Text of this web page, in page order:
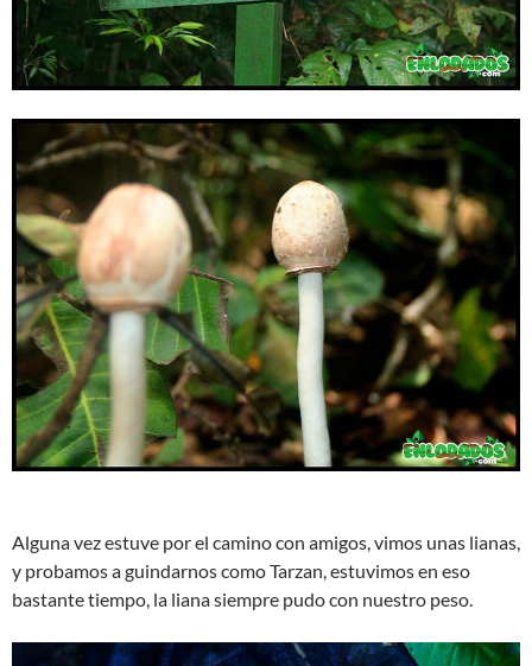
Alguna vez estuve por el camino con amigos, vimos unas lianas,
y probamos a guindarnos como Tarzan, estuvimos en eso
bastante tiempo, la liana siempre pudo con nuestro peso.